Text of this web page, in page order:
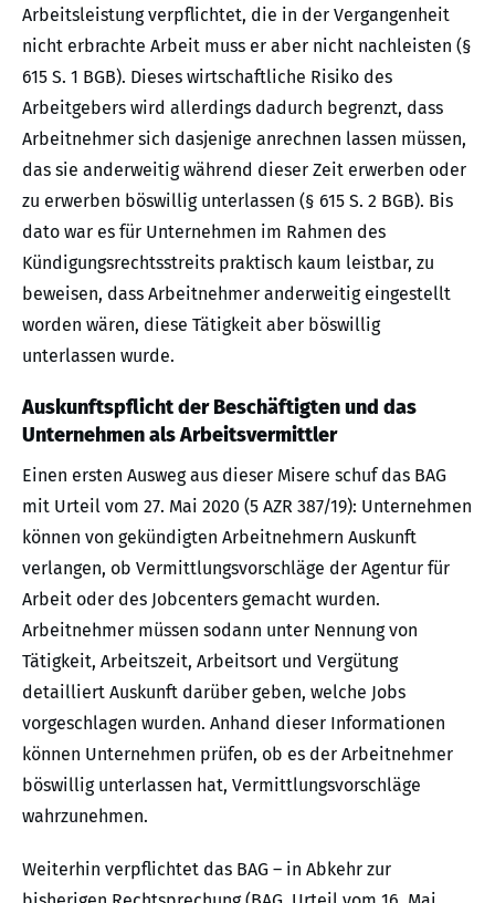
Arbeitsleistung verpflichtet, die in der Vergangenheit
nicht erbrachte Arbeit muss er aber nicht nachleisten (§
615 S. 1 BGB). Dieses wirtschaftliche Risiko des
Arbeitgebers wird allerdings dadurch begrenzt, dass
Arbeitnehmer sich dasjenige anrechnen lassen müssen,
das sie anderweitig während dieser Zeit erwerben oder
zu erwerben böswillig unterlassen (§ 615 S. 2 BGB). Bis
dato war es für Unternehmen im Rahmen des
Kündigungsrechtsstreits praktisch kaum leistbar, zu
beweisen, dass Arbeitnehmer anderweitig eingestellt
worden wären, diese Tätigkeit aber böswillig
unterlassen wurde.
Auskunftspflicht der Beschäftigten und das
Unternehmen als Arbeitsvermittler
Einen ersten Ausweg aus dieser Misere schuf das BAG
mit Urteil vom 27. Mai 2020 (5 AZR 387/19): Unternehmen
können von gekündigten Arbeitnehmern Auskunft
verlangen, ob Vermittlungsvorschläge der Agentur für
Arbeit oder des Jobcenters gemacht wurden.
Arbeitnehmer müssen sodann unter Nennung von
Tätigkeit, Arbeitszeit, Arbeitsort und Vergütung
detailliert Auskunft darüber geben, welche Jobs
vorgeschlagen wurden. Anhand dieser Informationen
können Unternehmen prüfen, ob es der Arbeitnehmer
böswillig unterlassen hat, Vermittlungsvorschläge
wahrzunehmen.
Weiterhin verpflichtet das BAG – in Abkehr zur